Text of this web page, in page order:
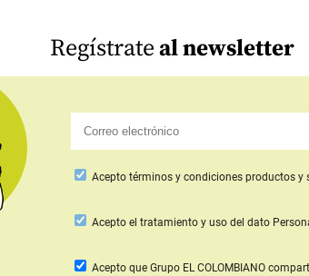
Regístrateal newsletter
Acepto términos y condiciones productos y
Aceptoel tratamiento y uso del dato
Acepto que Grupo EL COLOMBIANO